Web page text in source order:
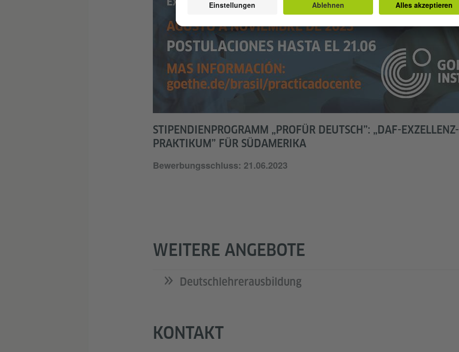
STIPENDIENPROGRAMM „PROFÜR DEUTSCH”: „DAF-EXZELLENZ-
PRAKTIKUM” FÜR SÜDAMERIKA
Bewerbungsschluss: 21.06.2023
WEITERE ANGEBOTE
Deutschlehrerausbildung
KONTAKT